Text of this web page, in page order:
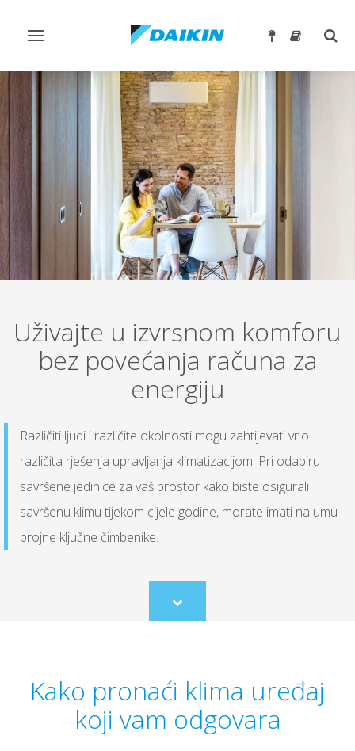
Toggle
Uživajte u izvrsnom komforu
bez povećanja računa za
energiju
Različiti ljudi i različite okolnosti mogu zahtijevati vrlo
različita rješenja upravljanja klimatizacijom. Pri odabiru
savršene jedinice za vaš prostor kako biste osigurali
savršenu klimu tijekom cijele godine, morate imati na umu
brojne ključne čimbenike.
Scroll
to
Kako pronaći klima uređaj
koji vam odgovara